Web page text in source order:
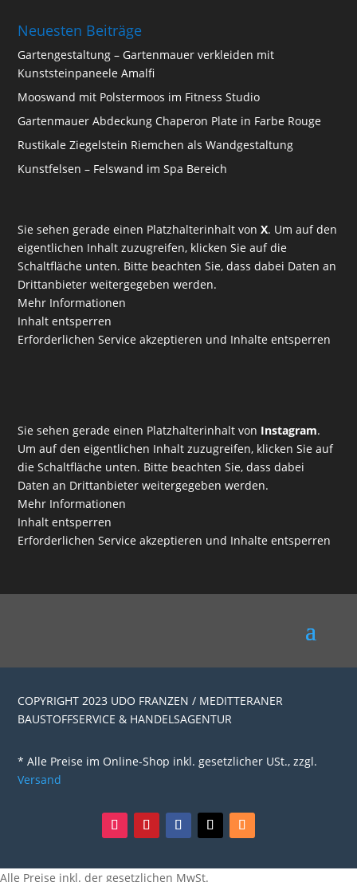
Neuesten Beiträge
Gartengestaltung – Gartenmauer verkleiden mit
Kunststeinpaneele Amalfi
Mooswand mit Polstermoos im Fitness Studio
Gartenmauer Abdeckung Chaperon Plate in Farbe Rouge
Rustikale Ziegelstein Riemchen als Wandgestaltung
Kunstfelsen – Felswand im Spa Bereich
Sie sehen gerade einen Platzhalterinhalt vonX. Um auf den
eigentlichen Inhalt zuzugreifen, klicken Sie auf die
Schaltfläche unten. Bitte beachten Sie, dass dabei Daten an
Drittanbieter weitergegeben werden.
Mehr Informationen
Inhalt entsperren
Erforderlichen Service akzeptieren und Inhalte entsperren
Sie sehen gerade einen Platzhalterinhalt von Instagram.
Um auf den eigentlichen Inhalt zuzugreifen, klicken Sie auf
die Schaltfläche unten. Bitte beachten Sie, dass dabei
Daten an Drittanbieter weitergegeben werden.
Mehr Informationen
Inhalt entsperren
Erforderlichen Service akzeptieren und Inhalte entsperren
COPYRIGHT 2023 UDO FRANZEN / MEDITTERANER
BAUSTOFFSERVICE & HANDELSAGENTUR
* Alle Preise im Online-Shop inkl. gesetzlicher USt., zzgl.
Versand
Alle Preise inkl. der gesetzlichen MwSt.